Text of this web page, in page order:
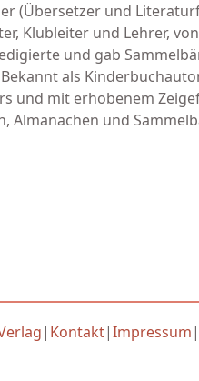
(Übersetzer und
Klubleiter und Lehrer,
und gab
als
und mit erhobenem
Almanachen und
| Kontakt|Impressum|